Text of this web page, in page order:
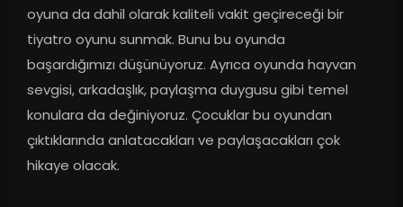
oyuna da dahil olarak kaliteli vakit geçireceği bir
tiyatro oyunu sunmak. Bunu bu oyunda
başardığımızı düşünüyoruz. Ayrıca oyunda hayvan
sevgisi, arkadaşlık, paylaşma duygusu gibi temel
konulara da değiniyoruz. Çocuklar bu oyundan
çıktıklarında anlatacakları ve paylaşacakları çok
hikaye olacak.